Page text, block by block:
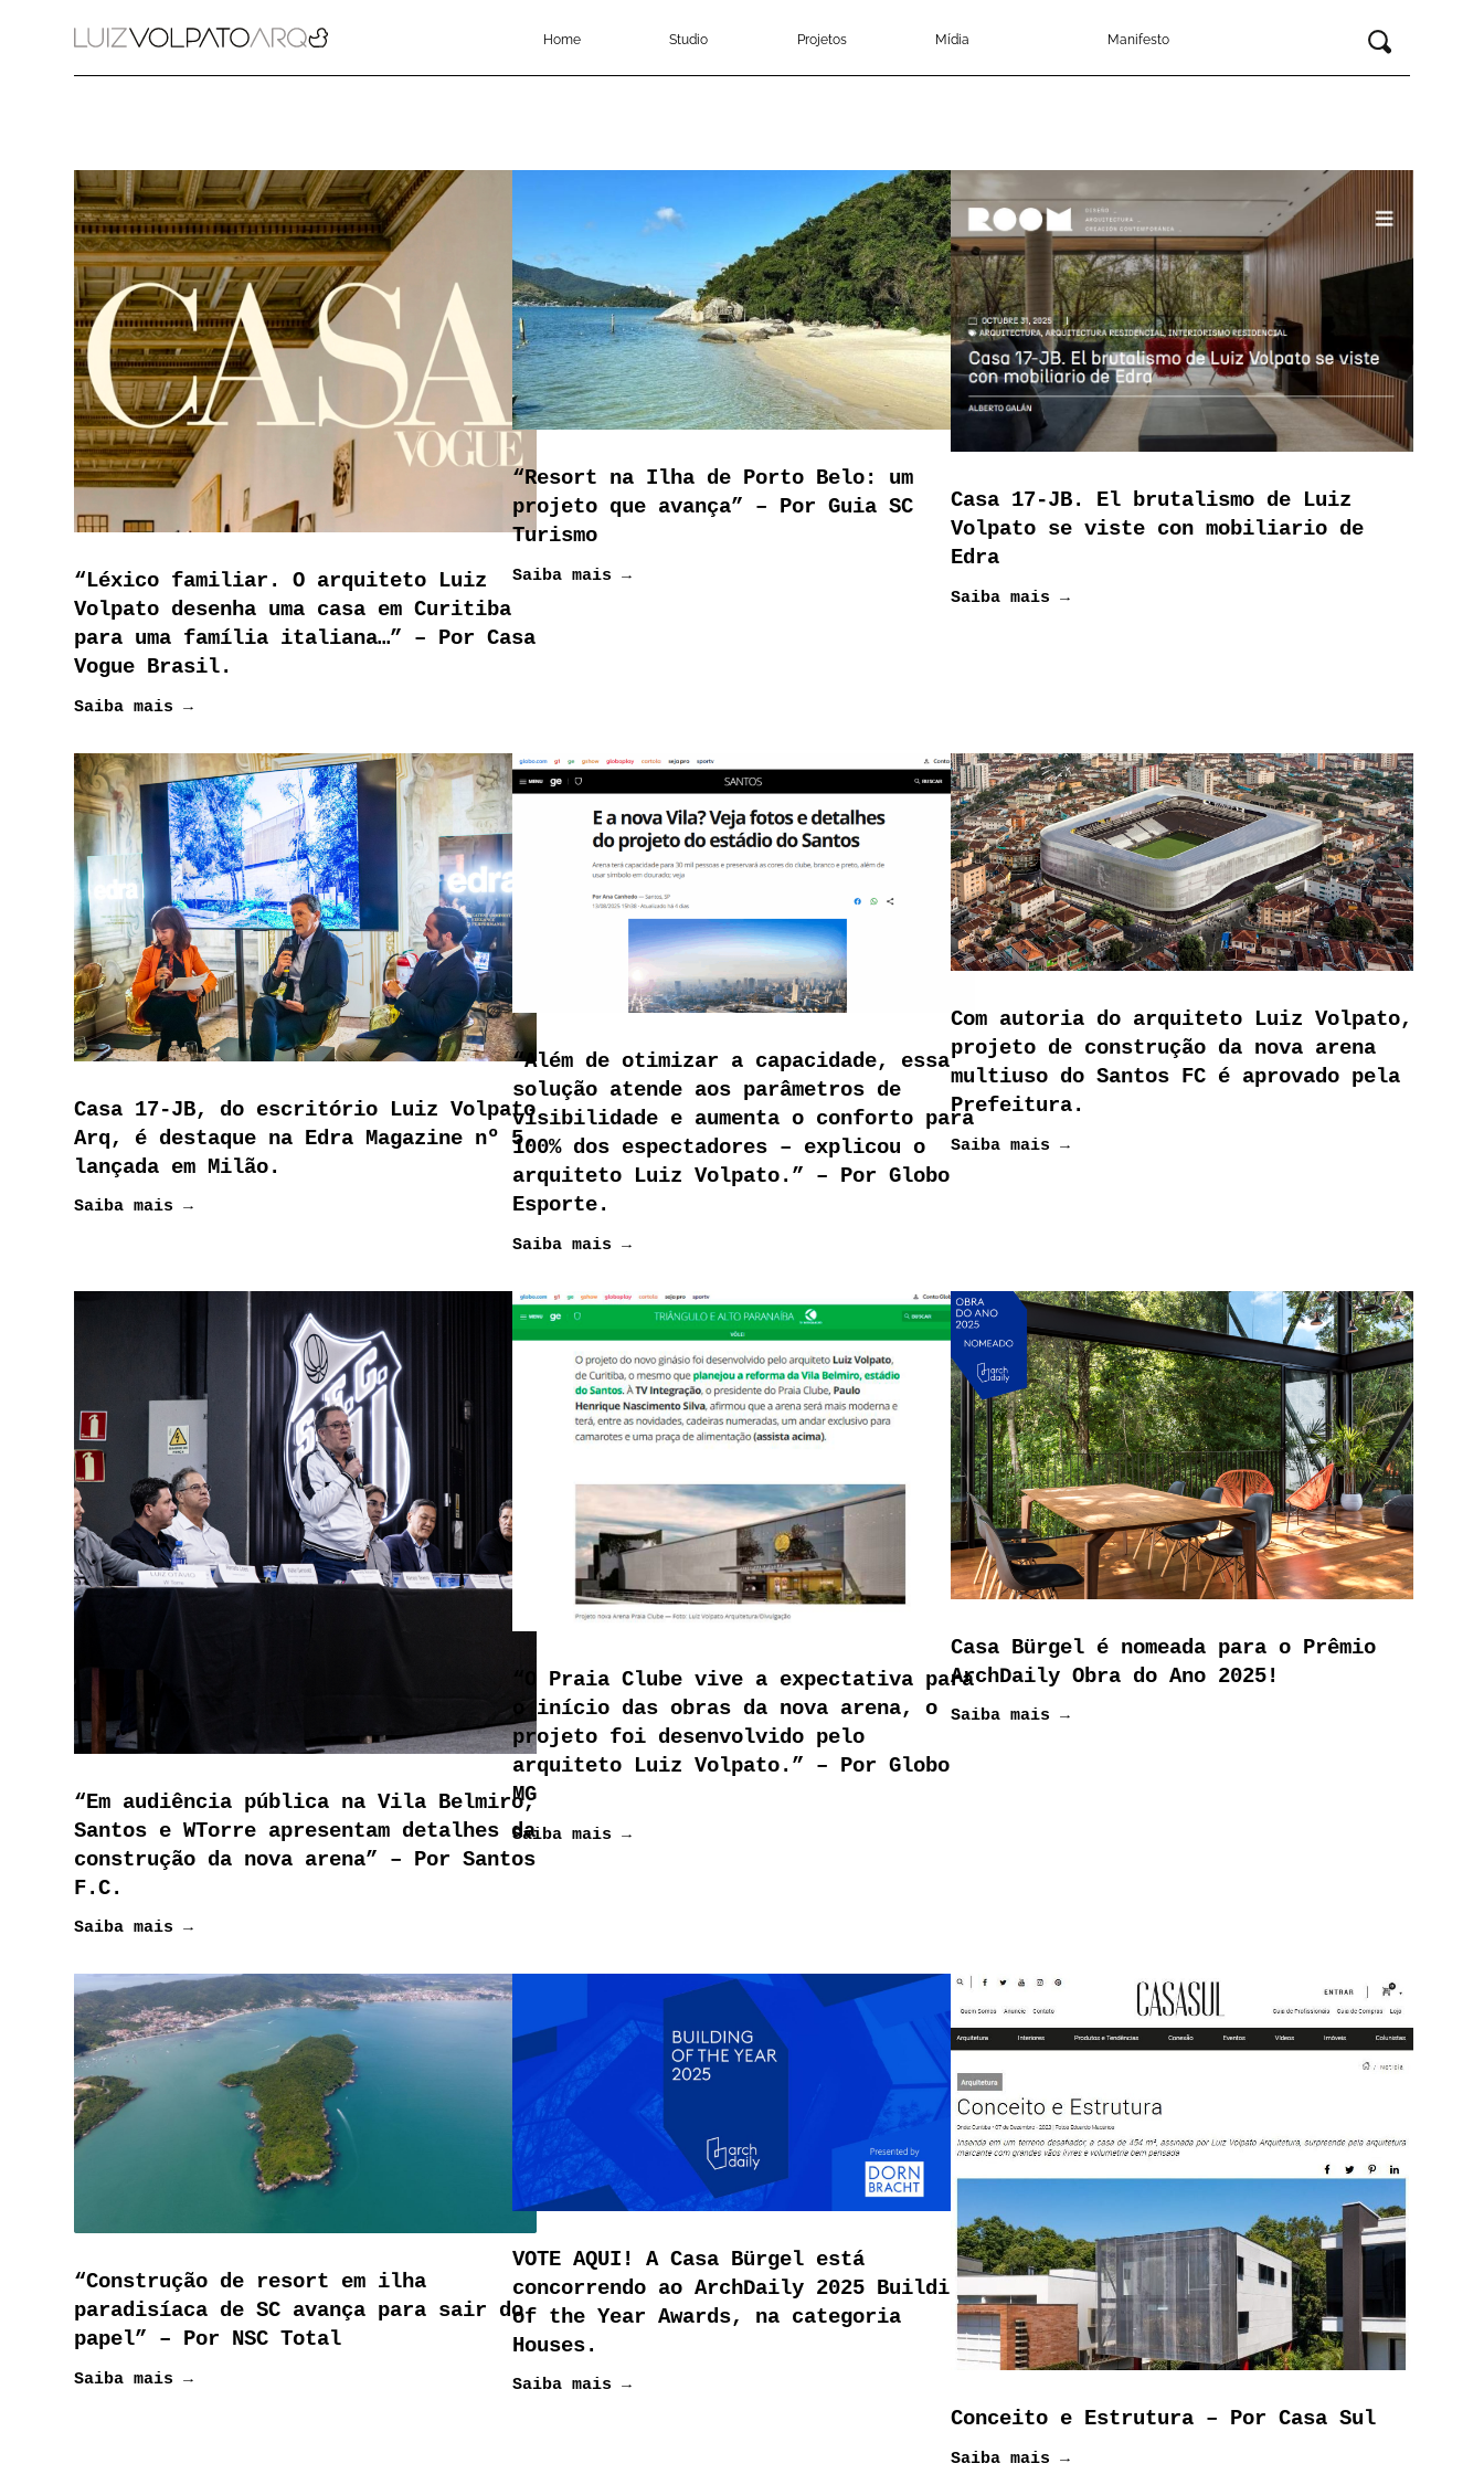
Home Studio Projetos Mídia Manifesto
“Léxico familiar. O arquiteto Luiz
Volpato desenha uma casa em Curitiba
para uma família italiana…” – Por Casa
Vogue Brasil.
Saiba mais →
“Resort na Ilha de Porto Belo: um
projeto que avança” – Por Guia SC
Turismo
Saiba mais →
Casa 17-JB. El brutalismo de Luiz
Volpato se viste con mobiliario de
Edra
Saiba mais →
Casa 17-JB, do escritório Luiz Volpato
Arq, é destaque na Edra Magazine nº 5,
lançada em Milão.
Saiba mais →
“Além de otimizar a capacidade, essa
solução atende aos parâmetros de
visibilidade e aumenta o conforto para
100% dos espectadores – explicou o
arquiteto Luiz Volpato.” – Por Globo
Esporte.
Saiba mais →
Com autoria do arquiteto Luiz Volpato,
projeto de construção da nova arena
multiuso do Santos FC é aprovado pela
Prefeitura.
Saiba mais →
“Em audiência pública na Vila Belmiro,
Santos e WTorre apresentam detalhes da
construção da nova arena” – Por Santos
F.C.
Saiba mais →
“O Praia Clube vive a expectativa para
o início das obras da nova arena, o
projeto foi desenvolvido pelo
arquiteto Luiz Volpato.” – Por Globo
MG
Saiba mais →
Casa Bürgel é nomeada para o Prêmio
ArchDaily Obra do Ano 2025!
Saiba mais →
“Construção de resort em ilha
paradisíaca de SC avança para sair do
papel” – Por NSC Total
Saiba mais →
VOTE AQUI! A Casa Bürgel está
concorrendo ao ArchDaily 2025 Building
of the Year Awards, na categoria
Houses.
Saiba mais →
Conceito e Estrutura – Por Casa Sul
Saiba mais →